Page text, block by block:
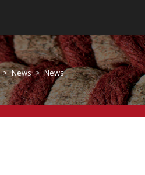
> News > News